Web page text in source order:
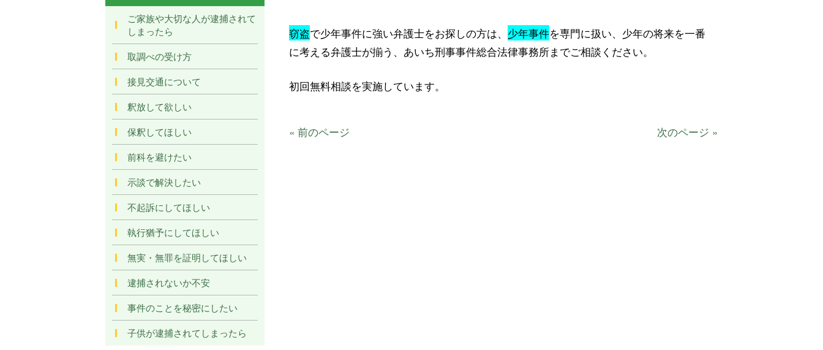
窃盗で少年事件に強い弁護士をお探しの方は、 少年事件を専門に扱い、少年の将来を一番
に考える弁護士が揃う、あいち刑事事件総合法律事務所までご相談ください。
初回無料相談を実施しています。
« 前のページ 次のページ »
ご家族や大切な人が逮捕されて
しまったら
取調べの受け方
接見交通について
釈放して欲しい
保釈してほしい
前科を避けたい
示談で解決したい
不起訴にしてほしい
執行猶予にしてほしい
無実・無罪を証明してほしい
逮捕されないか不安
事件のことを秘密にしたい
子供が逮捕されてしまったら